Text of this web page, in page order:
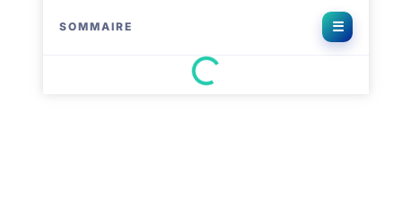
SOMMAIRE